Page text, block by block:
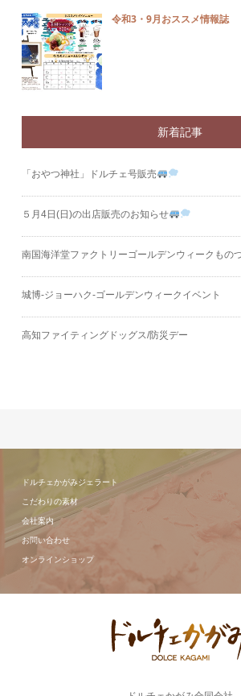
令和3・9月おススメ情報誌
新着記事
「おやつ神社」ドルチェ号販売
５月4日(日)の出店販売のお知らせ
南国海洋堂ファクトリーゴールデンウィークもの
城博‐ジョーハク‐ゴールデンウィークイベント
高知ファイティングドッグス/防災デー
ドルチェかがみジェラート
こだわりの素材
会社案内
お問い合わせ
オンラインショップ